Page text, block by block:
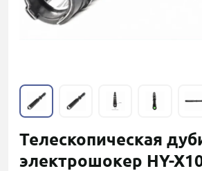
Телескопическая
электрошокер HY-